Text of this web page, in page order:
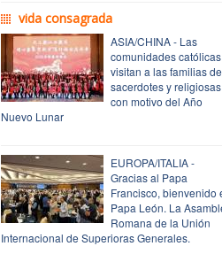
vida consagrada
ASIA/CHINA - Las
comunidades católicas
visitan a las familias de
sacerdotes y religiosas
con motivo del Año
Nuevo Lunar
EUROPA/ITALIA -
Gracias al Papa
Francisco, bienvenido
Papa León. La
Romana de la Unión
Internacional de Superioras Generales.